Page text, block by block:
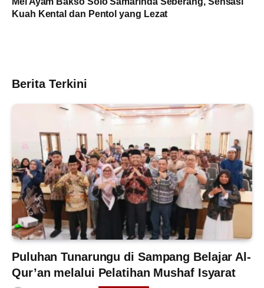
Kuah Kental dan Pentol yang Lezat
Berita Terkini
Puluhan Tunarungu di Sampang Belajar Al-
Qur’an melalui Pelatihan Mushaf Isyarat